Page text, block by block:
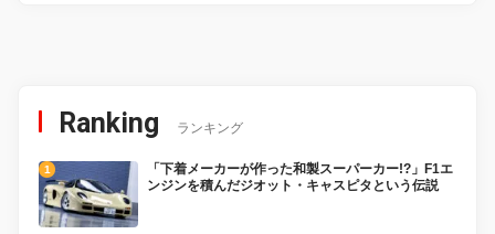
Ranking ランキング
「下着メーカーが作った和製スーパーカー!?」F1エ
ンジンを積んだジオット・キャスピタという伝説